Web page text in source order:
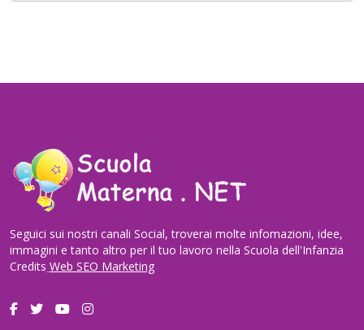
Seguici sui nostri canali Social, troverai molte infomazioni, idee,
immagini e tanto altro per il tuo lavoro nella Scuola dell'Infanzia
Credits Web SEO Marketing